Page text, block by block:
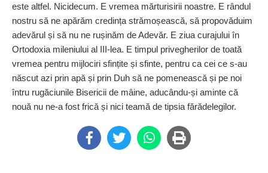
este altfel. Nicidecum. E vremea mărturisirii noastre. E rândul
nostru să ne apărăm credința stră­mo­șească, să propovăduim
adevărul și să nu ne rușinăm de Adevăr. E ziua curajului în
Ortodoxia mileniului al III-lea. E timpul privegherilor de toată
vremea pentru mijlociri sfințite și sfinte, pentru ca cei ce s-au
născut azi prin apă și prin Duh să ne pomenească și pe noi
întru rugăciunile Bisericii de mâine, aducându-și aminte că
nouă nu ne-a fost frică și nici teamă de tipsia fărădelegilor.